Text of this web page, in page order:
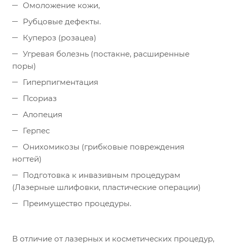
Омоложение кожи,
Рубцовые дефекты.
Купероз (розацеа)
Угревая болезнь (постакне, расширенные
поры)
Гиперпигментация
Псориаз
Алопеция
Герпес
Онихомикозы (грибковые повреждения
ногтей)
Подготовка к инвазивным процедурам
(Лазерные шлифовки, пластические операции)
Преимущество процедуры.
В отличие от лазерных и косметических процедур,